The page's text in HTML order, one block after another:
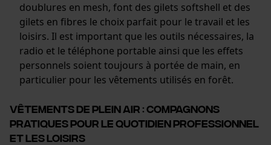
doublures en mesh, font des gilets softshell et des
gilets en fibres le choix parfait pour le travail et les
loisirs. Il est important que les outils nécessaires, la
radio et le téléphone portable ainsi que les effets
personnels soient toujours à portée de main, en
particulier pour les vêtements utilisés en forêt.
Vêtements de plein air : compagnons
pratiques pour le quotidien professionnel
et les loisirs
Vidéos YouTube
Google Maps
Prise de contact par chat